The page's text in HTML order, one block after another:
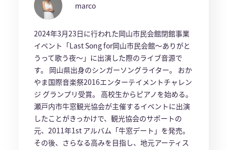
marco
2024年3月23日に行われた岡山市民会館閉館事業
イベント「Last Song for岡山市民会館〜ありがと
うって歌う夜〜」に出演した際のライブ音源で
す。 岡山県出身のシンガーソングライター。 おか
やま国際音楽祭2016エンターテイメントチャレン
ジ グランプリ受賞。 高校生からピアノを始める。
瀬戸内市牛窓観光協会が主催するイベントに出演
したことがきっかけで、観光協会のサポートの
元、2011年1st アルバム「牛窓デート」を発売。
その後、さらなる高みを目指し、地元アーティス